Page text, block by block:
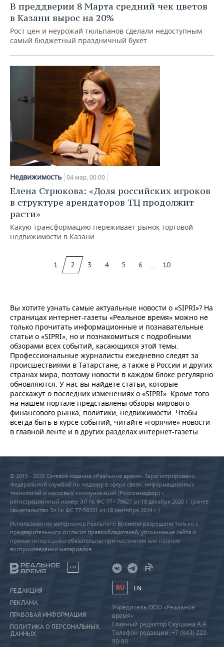
В преддверии 8 Марта средний чек цветов
в Казани вырос на 20%
Рост цен и неурожай тюльпанов сделали недоступным
самый бюджетный праздничный букет
Недвижимость 04 мар, 00:00
Елена Стрюкова: «Доля российских игроков
в структуре арендаторов ТЦ продолжит
расти»
Какую трансформацию переживает рынок торговой
недвижимости в Казани
1 2 3 4 5 6 ... 10
Вы хотите узнать самые актуальные новости о «SIPRI»? На
страницах интернет-газеты «Реальное время» можно не
только прочитать информационные и познавательные
статьи о «SIPRI», но и познакомиться с подробными
обзорами всех событий, касающихся этой темы.
Профессиональные журналисты ежедневно следят за
происшествиями в Татарстане, а также в России и других
странах мира, поэтому новости в каждом блоке регулярно
обновляются. У нас вы найдете статьи, которые
расскажут о последних изменениях о «SIPRI». Кроме того
на нашем портале представлены обзоры мирового
финансового рынка, политики, недвижимости. Чтобы
всегда быть в курсе событий, читайте «горячие» новости
в главной ленте и в других разделах интернет-газеты.
© 2015 - 2026 Сетевое издание «Реальное время» Зарегистрировано
Федеральной службой по надзору в сфере связи, информационных
технологий и массовых коммуникаций (Роскомнадзор) –
регистрационный номер ЭЛ № ФС 77 - 79627 от 18 декабря 2020 г. (ранее
свидетельство Эл № ФС 77-59331 от 18 сентября 2014 г.)
Использование материалов Реального Времени разрешено только с
предварительного согласия правообладателей, упоминание сайта и
прямая гиперссылка обязательны при частичном или полном
воспроизведении материалов.
18+
РЕДАКЦИЯ
РЕКЛАМА
ПРАВОВАЯ ИНФОРМАЦИЯ
ПОЛИТИКА О ПЕРСОНАЛЬНЫХ
ДАННЫХ
RU EN
Учредитель ООО «Реальное
время»
Главный редактор Саушина А.А.
Телефон редакции: +7 (843) 222-
90-80